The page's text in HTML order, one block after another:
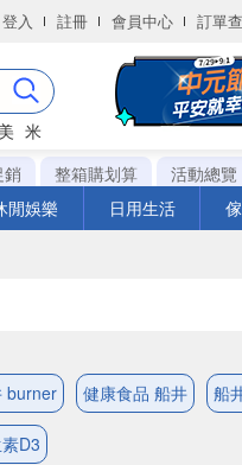
登入 註冊 會員中心 訂單
米
銷
整箱購划算 活動總覽
閒娛樂
日用生活
burner 健康食品 船井 船
D3